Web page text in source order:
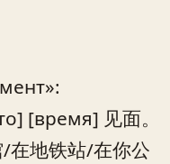
[время] 见面。
地铁站/在你公